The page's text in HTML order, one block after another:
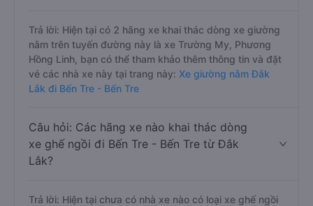
Trả lời: Hiện tại có 2 hãng xe khai thác dòng xe giường
nằm trên tuyến đường này là xe Trường My, Phương
Hồng Linh, bạn có thể tham khảo thêm thông tin và đặt
vé các nhà xe này tại trang này: Xe giường nằm Đắk
Lắk đi Bến Tre - Bến Tre
Câu hỏi: Các hãng xe nào khai thác dòng
xe ghế ngồi đi Bến Tre - Bến Tre từ Đắk
Lắk?
Trả lời: Hiện tại chưa có nhà xe nào có loại xe ghế ngồi